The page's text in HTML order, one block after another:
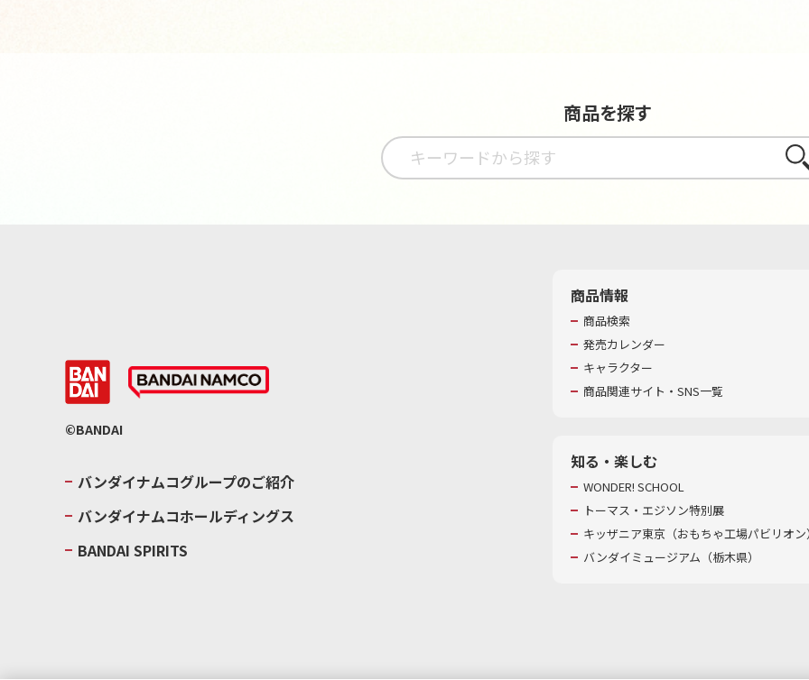
商品を探す
さが
©BANDAI
バンダイナムコグループのご紹介
バンダイナムコホールディングス
BANDAI SPIRITS
商品情報
商品検索
発売カレンダー
キャラクター
商品関連サイト・SNS一覧
知る・楽しむ
WONDER! SCHOOL
トーマス・エジソン特別展
キッザニア東京（おもちゃ工場パビリオ
バンダイミュージアム（栃木県）